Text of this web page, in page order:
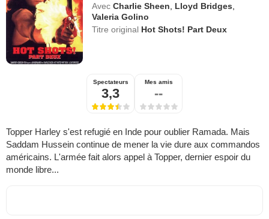
Avec Charlie Sheen Lloyd Bridges
Valeria Golino
Titre original Hot Shots! Part Deux
Spectateurs
3,3
Mes amis
--
Topper Harley s'est refugié en Inde pour oublier Ramada. Mais
Saddam Hussein continue de mener la vie dure aux commandos
américains. L'armée fait alors appel à Topper, dernier espoir du
monde libre...